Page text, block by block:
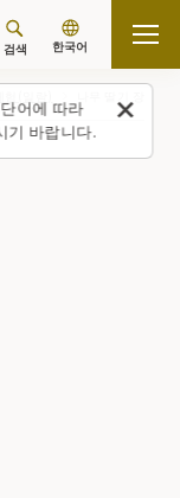
어에 따라
기 바랍니다.
검색 한국어